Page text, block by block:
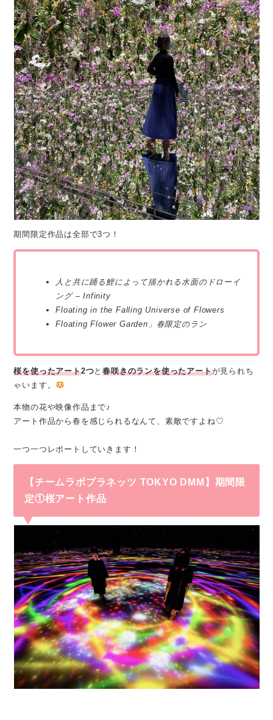
期間限定作品は全部で3つ！
人と共に踊る鯉によって描かれる水面のドローイ
ング – Infinity
Floating in the Falling Universe of Flowers
Floating Flower Garden」春限定のラン
桜を使ったアート2つと春咲きのランを使ったアートが見られち
ゃいます。
本物の花や映像作品まで♪
アート作品から春を感じられるなんて、素敵ですよね♡
一つ一つレポートしていきます！
【チームラボプラネッツ TOKYO DMM】期間限
定①桜アート作品